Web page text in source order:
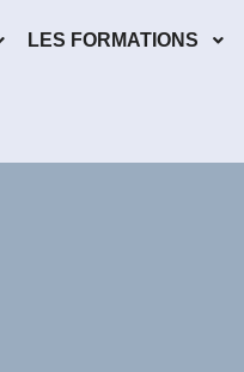
LES FORMATIONS